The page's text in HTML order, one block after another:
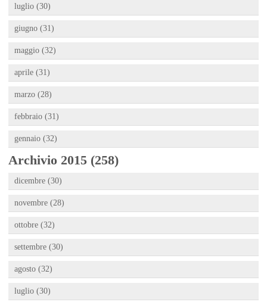
luglio (30)
giugno (31)
maggio (32)
aprile (31)
marzo (28)
febbraio (31)
gennaio (32)
Archivio 2015 (258)
dicembre (30)
novembre (28)
ottobre (32)
settembre (30)
agosto (32)
luglio (30)